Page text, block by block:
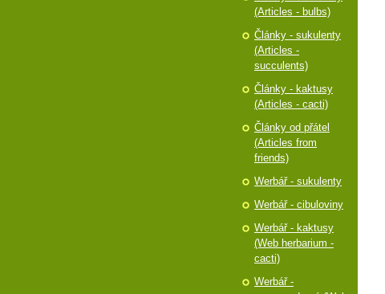
(Articles - bulbs)
Články - sukulenty
(Articles -
succulents)
Články - kaktusy
(Articles - cacti)
Články od přátel
(Articles from
friends)
Werbář - sukulenty
Werbář - cibuloviny
Werbář - kaktusy
(Web herbarium -
cacti)
Werbář -